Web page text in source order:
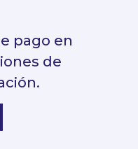
pago en
de